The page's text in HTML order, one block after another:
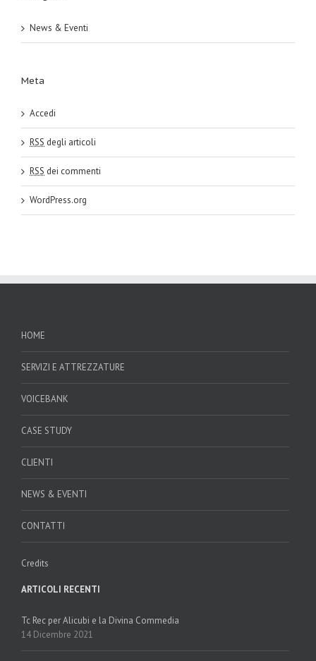
News & Eventi
Meta
Accedi
RSS degli articoli
RSS dei commenti
WordPress.org
HOME
SERVIZI E ATTREZZATURE
VOICEBANK
CASE STUDY
CLIENTI
NEWS & EVENTI
CONTATTI
Credits
ARTICOLI RECENTI
Tc Rec per Alicubi e la Divina Commedia
14 Dicembre 2021